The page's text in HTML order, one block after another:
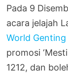
Pada 9
acara jelajah
World Genting
promosi
1212, dan